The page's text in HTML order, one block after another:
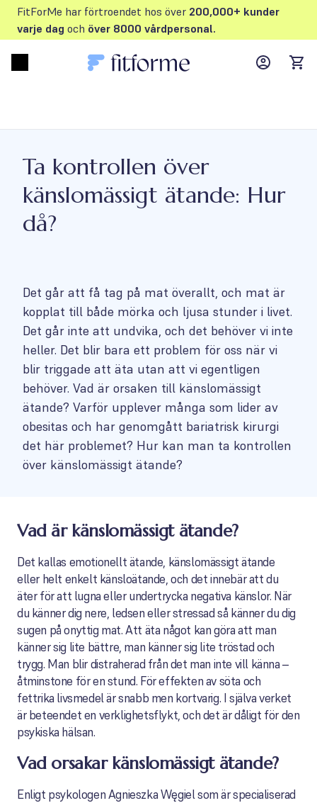
FitForMe har förtroendet hos över 200,000+ kunder
varje dag och över 8000 vårdpersonal.
MyFFM
Ta kontrollen över
känslomässigt ätande: Hur
då?
Det går att få tag på mat överallt, och mat är
kopplat till både mörka och ljusa stunder i livet.
Det går inte att undvika, och det behöver vi inte
heller. Det blir bara ett problem för oss när vi
blir triggade att äta utan att vi egentligen
behöver. Vad är orsaken till känslomässigt
ätande? Varför upplever många som lider av
obesitas och har genomgått bariatrisk kirurgi
det här problemet? Hur kan man ta kontrollen
över känslomässigt ätande?
Vad är känslomässigt ätande?
Det kallas emotionellt ätande, känslomässigt ätande
eller helt enkelt känsloätande, och det innebär att du
äter för att lugna eller undertrycka negativa känslor. När
du känner dig nere, ledsen eller stressad så känner du dig
sugen på onyttig mat. Att äta något kan göra att man
känner sig lite bättre, man känner sig lite tröstad och
trygg. Man blir distraherad från det man inte vill känna –
åtminstone för en stund. För effekten av söta och
fettrika livsmedel är snabb men kortvarig. I själva verket
är beteendet en verklighetsflykt, och det är dåligt för den
psykiska hälsan.
Vad orsakar känslomässigt ätande?
Enligt psykologen Agnieszka Węgiel som är specialiserad